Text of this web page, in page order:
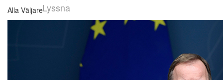
Lyssna
Alla Väljare